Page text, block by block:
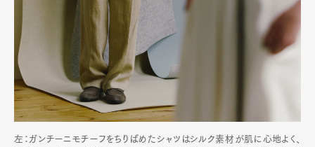
左：ガンチーニモチーフをちりばめたシャツはシルク素材が肌に心地よく、